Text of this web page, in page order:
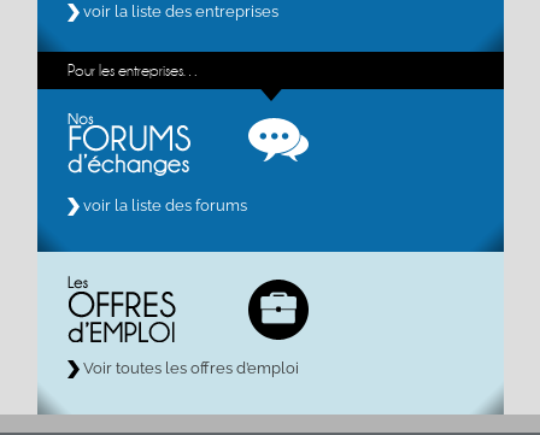
voir la liste des entreprises
Pour les entreprises…
voir la liste des forums
Voir toutes les offres d’emploi